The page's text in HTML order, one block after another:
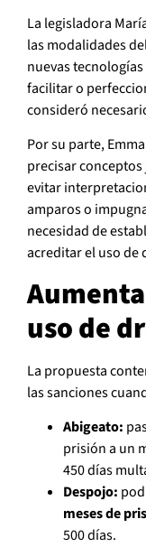
La legisladora
las modalidades
nuevas
facilitar o
consideró
Por su parte,
precisar
evitar
amparos o
necesidad de
acreditar el uso de
uso de
La propuesta
las sanciones
Abigeato:
prisión a un
450 días
Despojo:
meses de
500 días.